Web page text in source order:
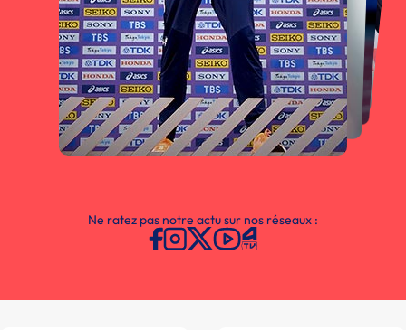
Ne ratez pas notre actu sur nos réseaux :